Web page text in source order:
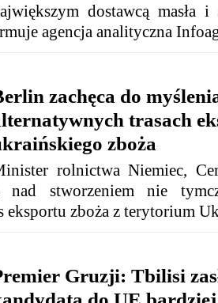
dostawcą
agencja analityczna
zachęca do
trasach
zboża
rolnictwa Niemiec,
nad stworzeniem nie
eksportu zboża z terytorium
Gruzji: Tbilisi